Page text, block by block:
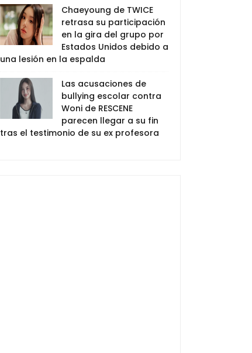
Chaeyoung de TWICE
retrasa su participación
en la gira del grupo por
Estados Unidos debido a
una lesión en la espalda
Las acusaciones de
bullying escolar contra
Woni de RESCENE
parecen llegar a su fin
tras el testimonio de su ex profesora